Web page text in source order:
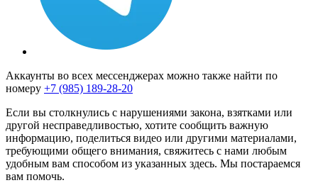
Аккаунты во всех мессенджерах можно также найти по
номеру +7 (985) 189-28-20
Если вы столкнулись с нарушениями закона, взятками или
другой несправедливостью, хотите сообщить важную
информацию, поделиться видео или другими материалами,
требующими общего внимания, свяжитесь с нами любым
удобным вам способом из указанных здесь. Мы постараемся
вам помочь.